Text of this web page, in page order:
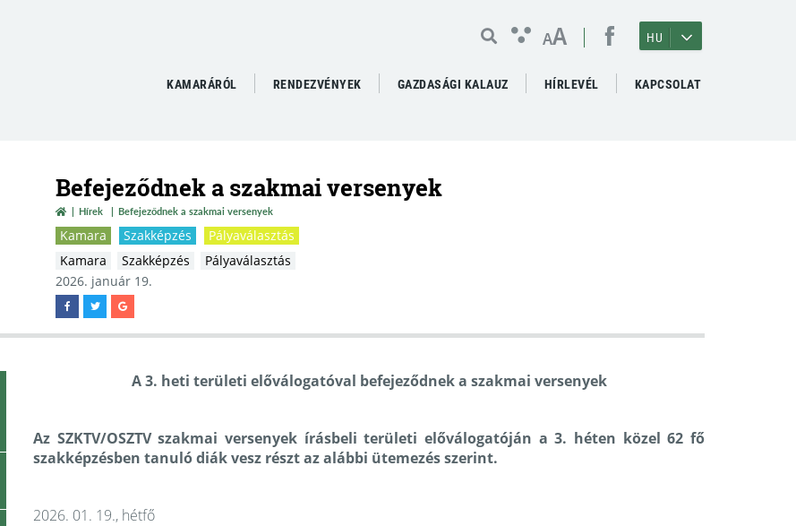
AA HU
KAMARÁRÓL RENDEZVÉNYEK GAZDASÁGI KALAUZ HÍRLEVÉL KAPCSOLAT
Befejeződnek a szakmai versenyek
Hírek Befejeződnek a szakmai versenyek
Kamara Szakképzés
Pályaválasztás
Kamara
Szakképzés
Pályaválasztás
2026. január 19.
A 3. heti területi előválogatóval befejeződnek a szakmai versenyek
Az SZKTV/OSZTV szakmai versenyek írásbeli területi előválogatóján a 3. héten közel 62 fő
szakképzésben tanuló diák vesz részt az alábbi ütemezés szerint.
2026. 01. 19., hétfő